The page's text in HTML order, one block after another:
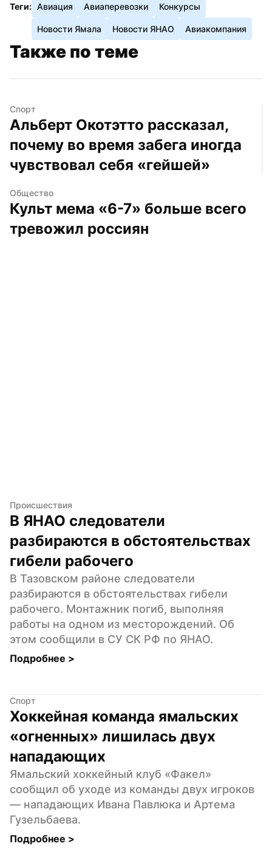
Теги: Авиация Авиаперевозки Конкурсы
Новости Ямала Новости ЯНАО Авиакомпания
Также по теме
Спорт
Альберт Окотэтто рассказал,
почему во время забега иногда
чувствовал себя «гейшей»
Общество
Культ мема «6-7» больше всего
тревожил россиян
Происшествия
В ЯНАО следователи
разбираются в обстоятельствах
гибели рабочего
В Тазовском районе следователи
разбираются в обстоятельствах гибели
рабочего. Монтажник погиб, выполняя
работы на одном из месторождений. Об
этом сообщили в СУ СК РФ по ЯНАО.
Подробнее >
Спорт
Хоккейная команда ямальских
«огненных» лишилась двух
нападающих
Ямальский хоккейный клуб «Факел»
сообщил об уходе из команды двух игроков
— нападающих Ивана Павлюка и Артема
Гузельбаева.
Подробнее >